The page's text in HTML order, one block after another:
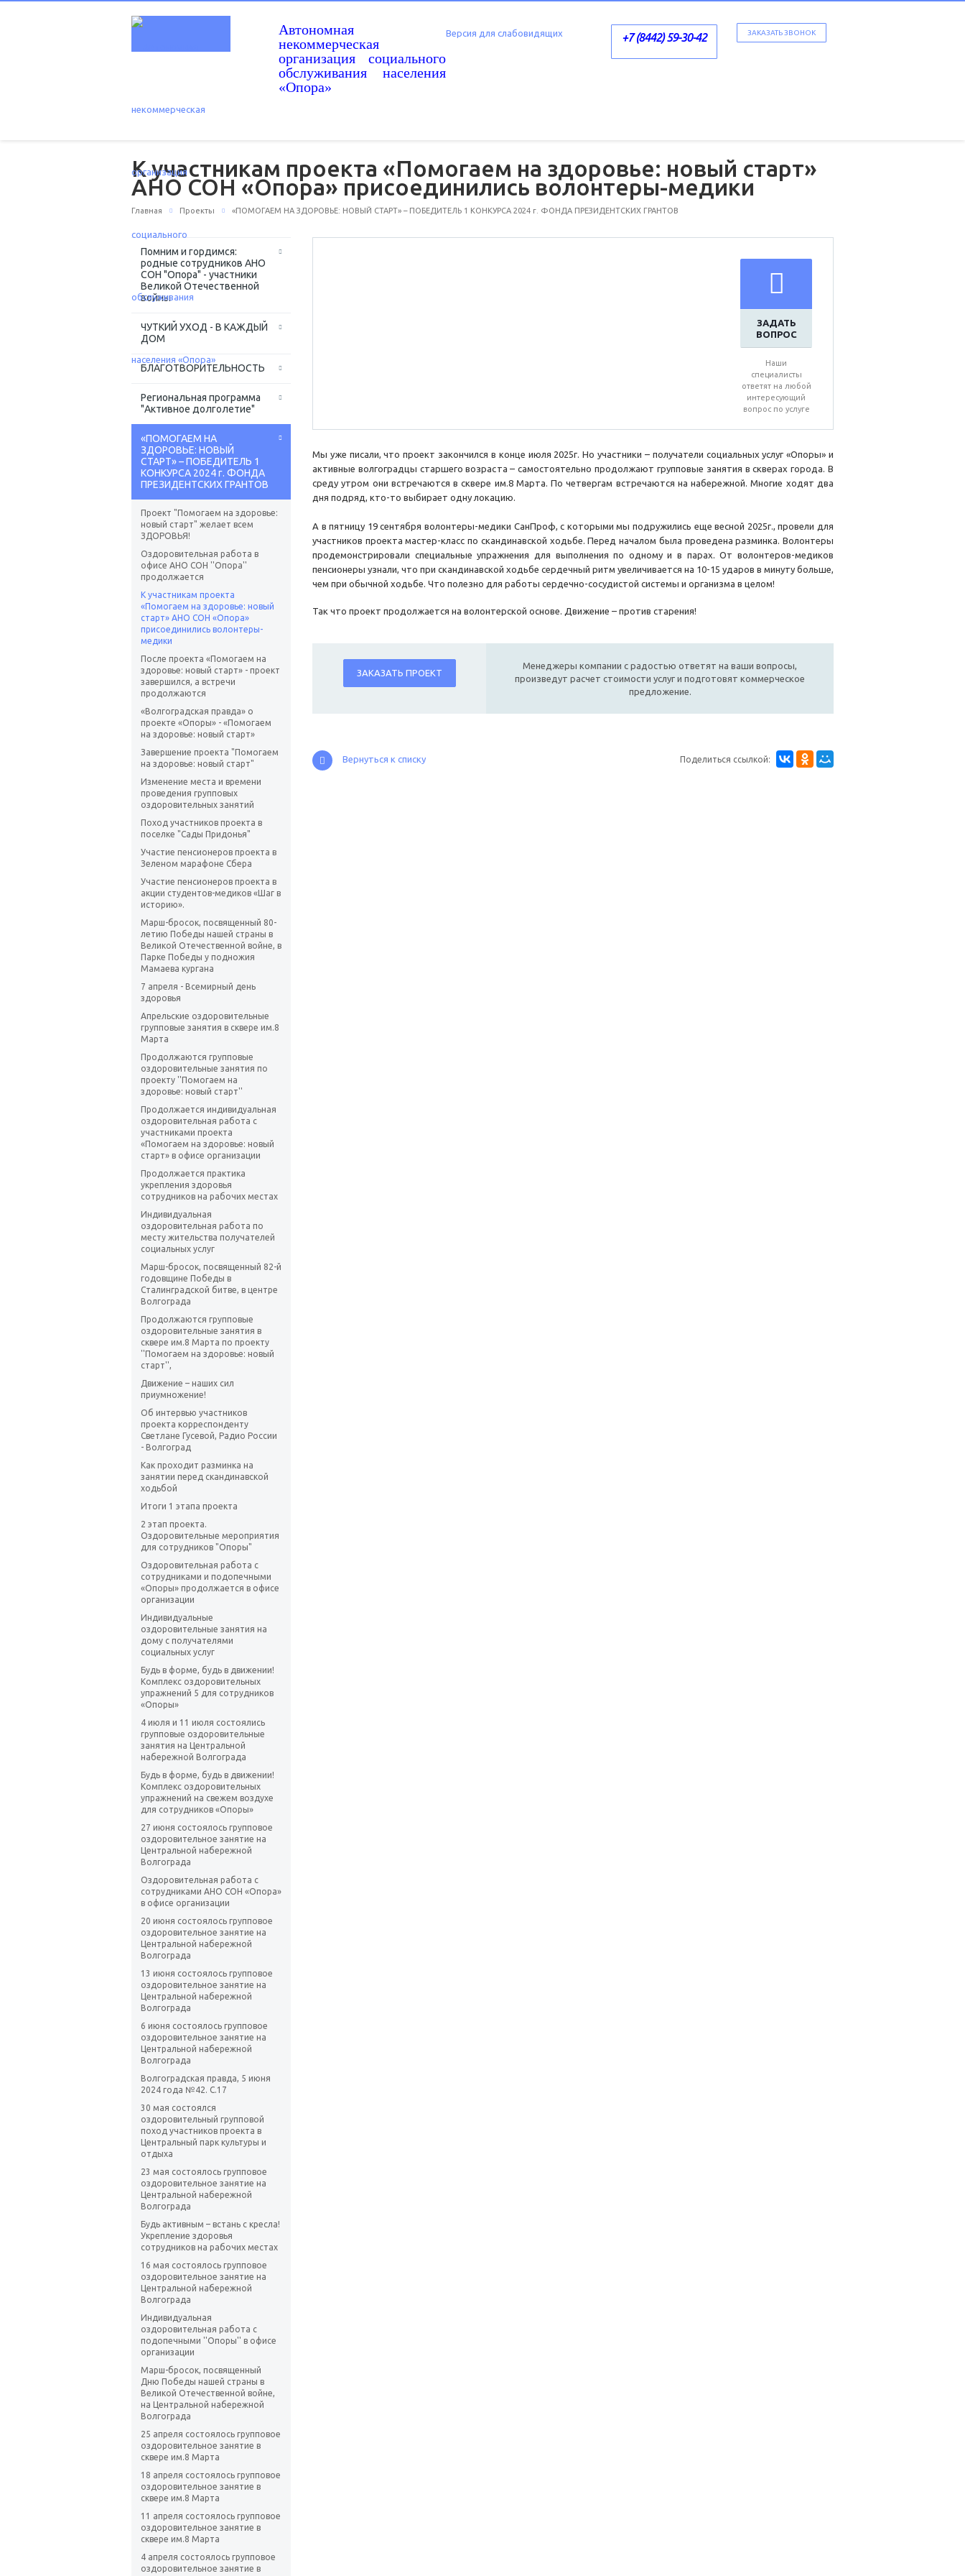
Автономная
некоммерческая
организация социального
обслуживания населения
«Опора»
ЗАКАЗАТЬ ЗВОНОК
+7 (8442) 59-30-42
Версия для слабовидящих
К участникам проекта «Помогаем на здоровье: новый старт»
АНО СОН «Опора» присоединились волонтеры-медики
Главная Проекты «ПОМОГАЕМ НА ЗДОРОВЬЕ: НОВЫЙ СТАРТ» – ПОБЕДИТЕЛЬ 1 КОНКУРСА 2024 г. ФОНДА ПРЕЗИДЕНТСКИХ ГРАНТОВ
Помним и гордимся:
родные сотрудников АНО
СОН "Опора" - участники
Великой Отечественной
войны
ЧУТКИЙ УХОД - В КАЖДЫЙ
ДОМ
БЛАГОТВОРИТЕЛЬНОСТЬ
Региональная программа
"Активное долголетие"
«ПОМОГАЕМ НА
ЗДОРОВЬЕ: НОВЫЙ
СТАРТ» – ПОБЕДИТЕЛЬ 1
КОНКУРСА 2024 г. ФОНДА
ПРЕЗИДЕНТСКИХ ГРАНТОВ
Проект "Помогаем на здоровье:
новый старт" желает всем
ЗДОРОВЬЯ!
Оздоровительная работа в
офисе АНО СОН ''Опора''
продолжается
К участникам проекта
«Помогаем на здоровье: новый
старт» АНО СОН «Опора»
присоединились волонтеры-
медики
После проекта «Помогаем на
здоровье: новый старт» - проект
завершился, а встречи
продолжаются
«Волгоградская правда» о
проекте «Опоры» - «Помогаем
на здоровье: новый старт»
Завершение проекта "Помогаем
на здоровье: новый старт"
Изменение места и времени
проведения групповых
оздоровительных занятий
Поход участников проекта в
поселке "Сады Придонья"
Участие пенсионеров проекта в
Зеленом марафоне Сбера
Участие пенсионеров проекта в
акции студентов-медиков «Шаг в
историю».
Марш-бросок, посвященный 80-
летию Победы нашей страны в
Великой Отечественной войне, в
Парке Победы у подножия
Мамаева кургана
7 апреля - Всемирный день
здоровья
Апрельские оздоровительные
групповые занятия в сквере им.8
Марта
Продолжаются групповые
оздоровительные занятия по
проекту ''Помогаем на
здоровье: новый старт''
Продолжается индивидуальная
оздоровительная работа с
участниками проекта
«Помогаем на здоровье: новый
старт» в офисе организации
Продолжается практика
укрепления здоровья
сотрудников на рабочих местах
Индивидуальная
оздоровительная работа по
месту жительства получателей
социальных услуг
Марш-бросок, посвященный 82-й
годовщине Победы в
Сталинградской битве, в центре
Волгограда
Продолжаются групповые
оздоровительные занятия в
сквере им.8 Марта по проекту
''Помогаем на здоровье: новый
старт'',
Движение – наших сил
приумножение!
Об интервью участников
проекта корреспонденту
Светлане Гусевой, Радио России
- Волгоград
Как проходит разминка на
занятии перед скандинавской
ходьбой
Итоги 1 этапа проекта
2 этап проекта.
Оздоровительные мероприятия
для сотрудников "Опоры"
Оздоровительная работа с
сотрудниками и подопечными
«Опоры» продолжается в офисе
организации
Индивидуальные
оздоровительные занятия на
дому с получателями
социальных услуг
Будь в форме, будь в движении!
Комплекс оздоровительных
упражнений 5 для сотрудников
«Опоры»
4 июля и 11 июля состоялись
групповые оздоровительные
занятия на Центральной
набережной Волгограда
Будь в форме, будь в движении!
Комплекс оздоровительных
упражнений на свежем воздухе
для сотрудников «Опоры»
27 июня состоялось групповое
оздоровительное занятие на
Центральной набережной
Волгограда
Оздоровительная работа с
сотрудниками АНО СОН «Опора»
в офисе организации
20 июня состоялось групповое
оздоровительное занятие на
Центральной набережной
Волгограда
13 июня состоялось групповое
оздоровительное занятие на
Центральной набережной
Волгограда
6 июня состоялось групповое
оздоровительное занятие на
Центральной набережной
Волгограда
Волгоградская правда, 5 июня
2024 года №42. С.17
30 мая состоялся
оздоровительный групповой
поход участников проекта в
Центральный парк культуры и
отдыха
23 мая состоялось групповое
оздоровительное занятие на
Центральной набережной
Волгограда
Будь активным – встань с кресла!
Укрепление здоровья
сотрудников на рабочих местах
16 мая состоялось групповое
оздоровительное занятие на
Центральной набережной
Волгограда
Индивидуальная
оздоровительная работа с
подопечными ''Опоры'' в офисе
организации
Марш-бросок, посвященный
Дню Победы нашей страны в
Великой Отечественной войне,
на Центральной набережной
Волгограда
25 апреля состоялось групповое
оздоровительное занятие в
сквере им.8 Марта
18 апреля состоялось групповое
оздоровительное занятие в
сквере им.8 Марта
11 апреля состоялось групповое
оздоровительное занятие в
сквере им.8 Марта
4 апреля состоялось групповое
оздоровительное занятие в
ЗАДАТЬ
ВОПРОС
Наши
специалисты
ответят на любой
интересующий
вопрос по услуге
Мы уже писали, что проект закончился в конце июля 2025г. Но участники – получатели социальных услуг «Опоры» и
активные волгоградцы старшего возраста – самостоятельно продолжают групповые занятия в скверах города. В
среду утром они встречаются в сквере им.8 Марта. По четвергам встречаются на набережной. Многие ходят два
дня подряд, кто-то выбирает одну локацию.
А в пятницу 19 сентября волонтеры-медики СанПроф, с которыми мы подружились еще весной 2025г., провели для
участников проекта мастер-класс по скандинавской ходьбе. Перед началом была проведена разминка. Волонтеры
продемонстрировали специальные упражнения для выполнения по одному и в парах. От волонтеров-медиков
пенсионеры узнали, что при скандинавской ходьбе сердечный ритм увеличивается на 10-15 ударов в минуту больше,
чем при обычной ходьбе. Что полезно для работы сердечно-сосудистой системы и организма в целом!
Так что проект продолжается на волонтерской основе. Движение – против старения!
ЗАКАЗАТЬ ПРОЕКТ
Менеджеры компании с радостью ответят на ваши вопросы,
произведут расчет стоимости услуг и подготовят коммерческое
предложение.
Поделиться ссылкой:
Вернуться к списку